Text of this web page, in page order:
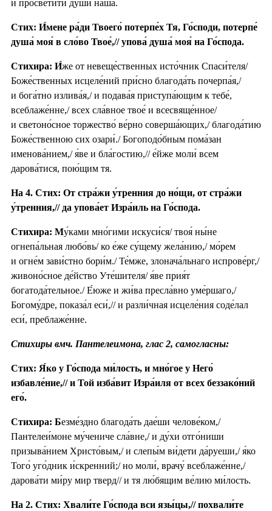
и просвети́ти ду́ши на́ша.
Стих: И́мене ра́ди Твоего́ потерпе́х Тя, Го́споди, потерпе́
душа́ моя́ в сло́во Твое́,// упова́ душа́ моя́ на Го́спода.
Стихира: И́же от невеще́ственных исто́чник Спаси́теля/
Боже́ственных исцеле́ний при́сно благода́ть почерпа́я,/
и бога́тно излива́я,/ и подава́я приступа́ющим к тебе́,
всеблаже́нне,/ всех сла́вное твое́ и всесвяще́нное/
и светоно́сное торжество́ ве́рно соверша́ющих,/ благода́тию
Боже́ственною сих озари́./ Богоподо́бным пома́зан
именова́нием,/ я́ве и бла́гостию,// е́йже моли́ всем
дарова́тися, пою́щим тя.
На 4. Стих: От стра́жи у́тренния до но́щи, от стра́жи
у́тренния,// да упова́ет Изра́иль на Го́спода.
Стихира: Му́ками мно́гими искуси́ся/ твоя́ ны́не
огнепа́льная любо́вь/ ко е́же су́щему жела́нию,/ мо́рем
и огне́м зави́стно бори́м./ Те́мже, злонача́льнаго испрове́рг,/
живоно́сное де́йство Уте́шителя/ я́ве прия́т
богатода́тельное./ Е́юже и жи́ва пресла́вно уме́ршаго,/
Богому́дре, показа́л еси́,// и разли́чная исцеле́ния соде́лал
еси́, преблаже́нне.
Стихиры вмч. Пантелеимона, глас 2, самогласны:
Стих: Я́ко у Го́спода ми́лость, и мно́гое у Него́
избавле́ние,// и Той изба́вит Изра́иля от всех беззако́ний
его́.
Стихира: Безме́здно благода́ть дае́ши челове́ком,/
Пантелеи́моне му́чениче сла́вне,/ и ду́хи отго́ниши
призыва́нием Христо́вым,/ и слепы́м ви́дети да́руеши,/ я́ко
Того́ уго́дник и́скренний;/ но моли́, врачу́ всеблаже́нне,/
дарова́ти ми́ру мир тверд// и тя лю́бящим ве́лию ми́лость.
На 2. Стих: Хвали́те Го́спода вси язы́цы,// похвали́те